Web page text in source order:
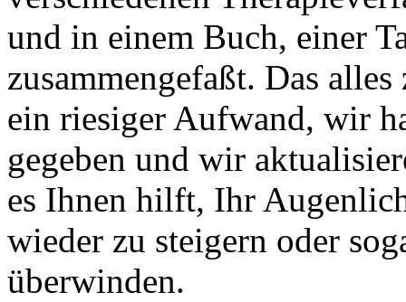
und in einem Buch, einer
zusammengefaßt. Das
ein riesiger Aufwand, wir
gegeben und wir
es Ihnen hilft, Ihr
wieder zu steigern oder
überwinden.